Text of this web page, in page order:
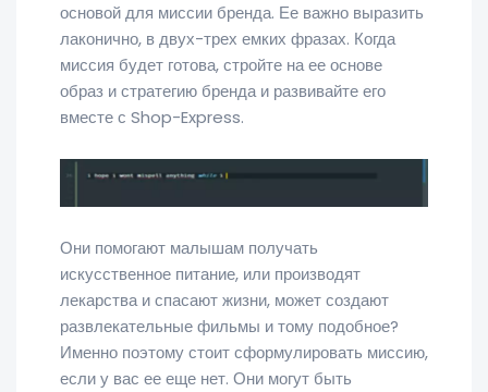
основой для миссии бренда. Ее важно выразить
лаконично, в двух-трех емких фразах. Когда
миссия будет готова, стройте на ее основе
образ и стратегию бренда и развивайте его
вместе с Shop-Express.
Они помогают малышам получать
искусственное питание, или производят
лекарства и спасают жизни, может создают
развлекательные фильмы и тому подобное?
Именно поэтому стоит сформулировать миссию,
если у вас ее еще нет. Они могут быть